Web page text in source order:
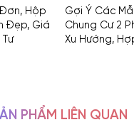
Hộp
Đẹp, Giá
Gợi Ý Các
Chung Cư 2
Xu Hướng,
PHẨM LIÊN QUAN